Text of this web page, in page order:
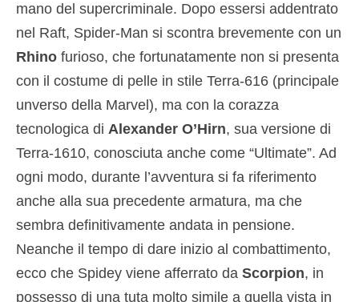
mano del supercriminale. Dopo essersi addentrato
nel Raft, Spider-Man si scontra brevemente con un
Rhino furioso, che fortunatamente non si presenta
con il costume di pelle in stile Terra-616 (principale
unverso della Marvel), ma con la corazza
tecnologica di Alexander O’Hirn, sua versione di
Terra-1610, conosciuta anche come “Ultimate”. Ad
ogni modo, durante l’avventura si fa riferimento
anche alla sua precedente armatura, ma che
sembra definitivamente andata in pensione.
Neanche il tempo di dare inizio al combattimento,
ecco che Spidey viene afferrato da Scorpion, in
possesso di una tuta molto simile a quella vista in